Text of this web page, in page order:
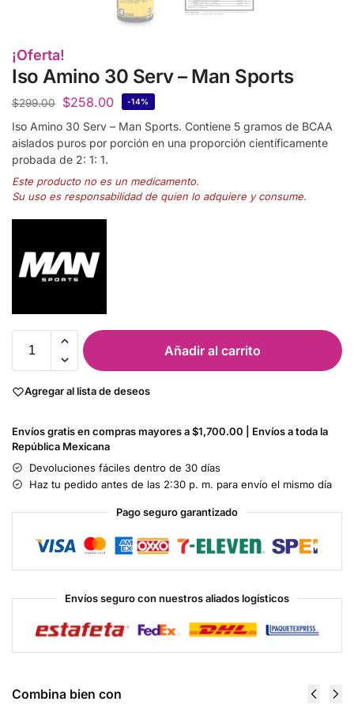
¡Oferta!
Iso Amino 30 Serv – Man Sports
$299.00 $258.00 -14%
Iso Amino 30 Serv – Man Sports. Contiene 5 gramos de BCAA
aislados puros por porción en una proporción científicamente
probada de 2: 1: 1.
Este producto no es un medicamento.
Su uso es responsabilidad de quien lo adquiere y consume.
Añadir al carrito
Agregar al lista de deseos
Envíos gratis en compras mayores a $1,700.00 | Envíos a toda la
República Mexicana
Devoluciones fáciles dentro de 30 días
Haz tu pedido antes de las 2:30 p. m. para envío el mismo día
Pago seguro garantizado
Envíos seguro con nuestros aliados logísticos
Combina bien con